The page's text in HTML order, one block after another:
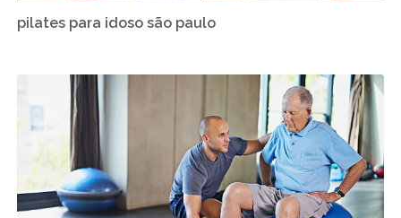
pilates para idoso são paulo